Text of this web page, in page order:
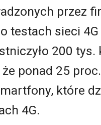
przez
testach sieci 4G
200 tys.
że ponad 25
które
4G.